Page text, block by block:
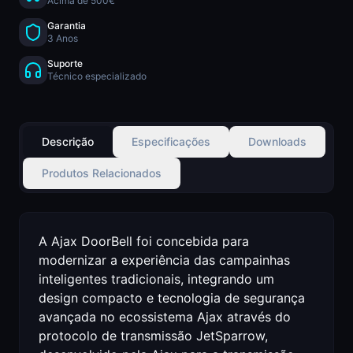
Garantia
3 Anos
Suporte
Técnico especializado
Descrição Especificações Downloads
Produtos Relacionados
A Ajax DoorBell foi concebida para
modernizar a experiência das campainhas
inteligentes tradicionais, integrando um
design compacto e tecnologia de segurança
avançada no ecossistema Ajax através do
protocolo de transmissão JetSparrow,